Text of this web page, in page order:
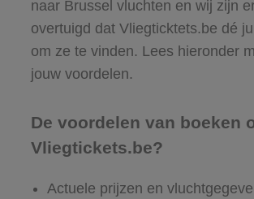
naar Brussel vluchten en wij zijn
overtuigd dat Vliegticktets.be dé
om ze te vinden. Lees hieronder
jouw voordelen.
De voordelen van boeken
Vliegtickets.be?
Actuele prijzen en